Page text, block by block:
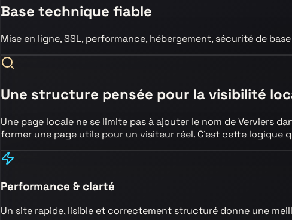
Base technique fiable
Mise en ligne, SSL, performance, hébergement, sécurité de
Une structure pensée pour la visibilité
Une page locale ne se limite pas à ajouter le nom deVerviers
former une page utile pour un visiteur réel. C’est cette
Performance & clarté
Un site rapide, lisible et correctement structuré donne une